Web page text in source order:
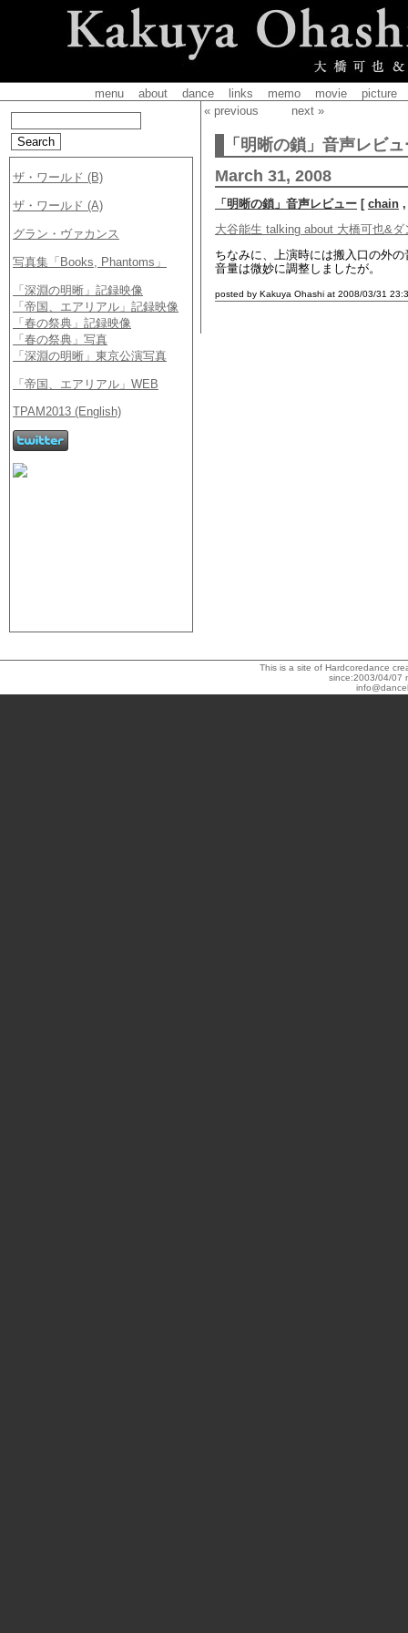
menu about dance links memo movie
picture
« previous
next »
「明晰の鎖」音声レビ
March 31, 2008
「明晰の鎖」音声レビュー [ chain
大谷能生 talking about 大橋可也&ダ
ちなみに、上演時には搬入口の外
音量は微妙に調整しましたが。
posted by Kakuya Ohashi at 2008/03/31
This is a site of Hardcoredance
since:2003/04/07